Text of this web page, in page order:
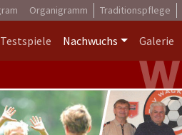
Organigramm Traditionspflege
Testspiele Nachwuchs Galerie